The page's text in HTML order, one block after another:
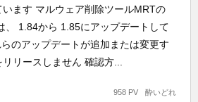
ます マルウェア削除ツールMRTの
、 1.84から 1.85にアップデートして
のアップデートが追加または変更す
リースしません 確認方...
酔いどれ
958 PV